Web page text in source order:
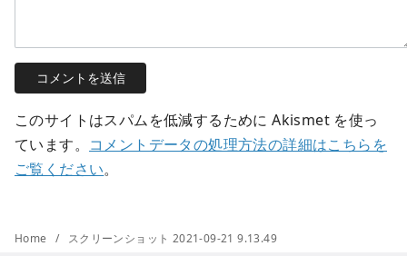
このサイトはスパムを低減するために Akismet を使っ
ています。 コメントデータの処理方法の詳細はこちらを
ご覧ください。
Home スクリーンショット 2021-09-21 9.13.49